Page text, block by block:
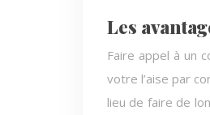
Les
Faire appel à un
votre l’aise par
lieu de faire de